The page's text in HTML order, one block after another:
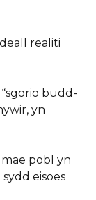
realiti
budd-
yn
pobl yn
eisoes